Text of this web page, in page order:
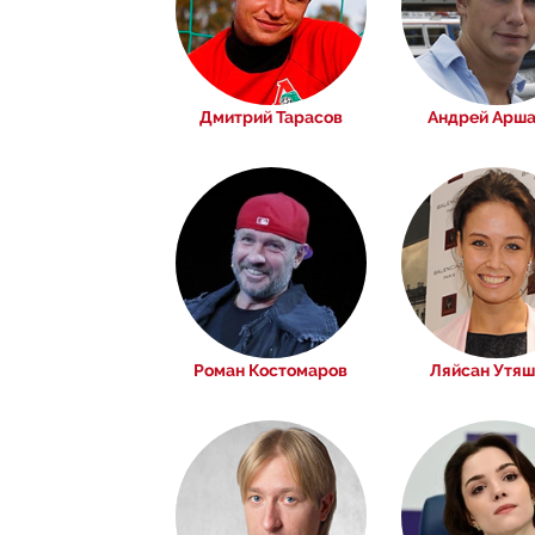
Дмитрий Тарасов Андрей
Роман Костомаров Ляйсан